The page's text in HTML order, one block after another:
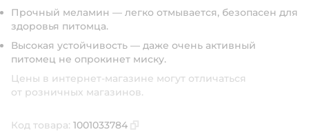
Прочный меламин — легко отмывается, безопасен для
здоровья питомца.
Высокая устойчивость — даже очень активный
питомец не опрокинет миску.
Цены в интернет-магазине могут отличаться
от розничных магазинов.
Код товара: 1001033784